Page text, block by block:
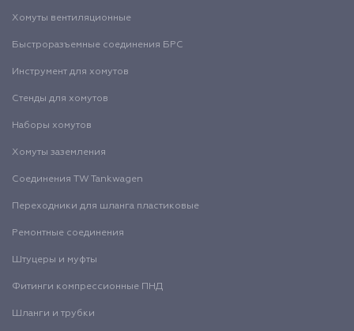
Хомуты вентиляционные
Быстроразъемные соединения БРС
Инструмент для хомутов
Стенды для хомутов
Наборы хомутов
Хомуты заземления
Соединения TW Tankwagen
Переходники для шланга пластиковые
Ремонтные соединения
Штуцеры и муфты
Фитинги компрессионные ПНД
Шланги и трубки